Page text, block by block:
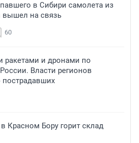
в Сибири самолета из
вышел на связь
60
ракетами и дронами по
Власти регионов
Красном Бору горит склад